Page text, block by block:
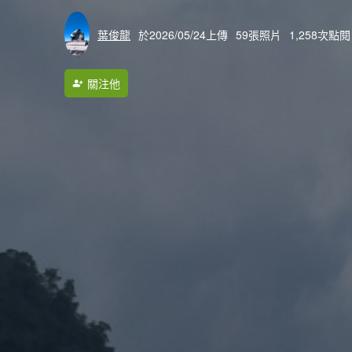
葉俊龍 於2026/05/24上傳 59張照片 1,258次點閱
關注他